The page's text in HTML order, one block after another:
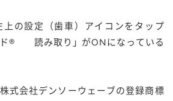
上の設定（歯車）アイコンをタップ
ド® 読み取り」がONになっている
式会社デンソーウェーブの登録商標